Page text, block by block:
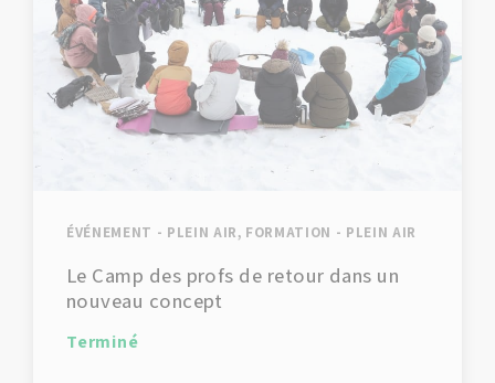
ÉVÉNEMENT - PLEIN AIR, FORMATION - PLEIN AIR
Le Camp des profs de retour dans un
nouveau concept
Terminé